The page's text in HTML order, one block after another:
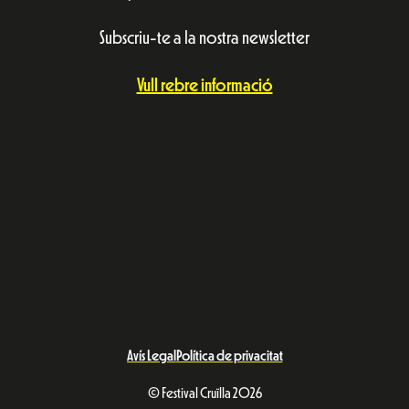
Subscriu-te a la nostra newsletter
Vull rebre informació
Avís Legal Política de privacitat
© Festival Cruïlla 2026